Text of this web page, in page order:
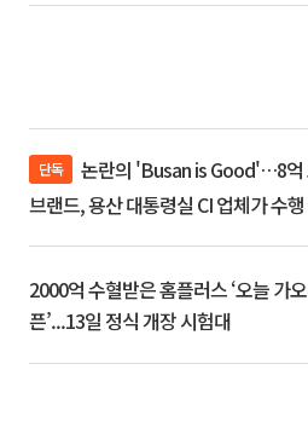
단독
브랜드, 용산 대통령실 CI 업체가 수행
2000억 수혈받은 홈플러스 ‘오늘 가오
픈’...13일 정식 개장 시험대